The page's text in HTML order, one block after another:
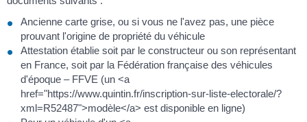
Ancienne carte grise, ou si vous ne l'avez pas, une pièce
prouvant l'origine de propriété du véhicule
Attestation établie soit par le constructeur ou son représentant
en France, soit par la Fédération française des véhicules
d'époque – FFVE (un <a
href="https://www.quintin.fr/inscription-sur-liste-electorale/?
xml=R52487">modèle</a> est disponible en ligne)